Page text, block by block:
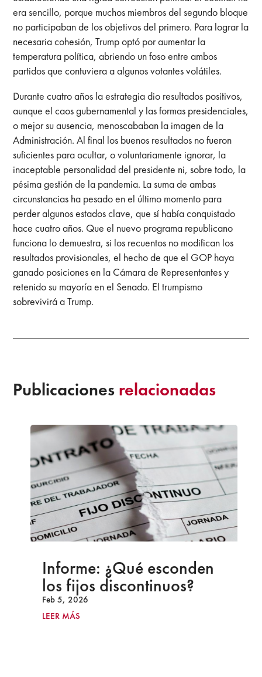
era sencillo, porque muchos miembros del segundo bloque
no participaban de los objetivos del primero. Para lograr la
necesaria cohesión, Trump optó por aumentar la
temperatura política, abriendo un foso entre ambos
partidos que contuviera a algunos votantes volátiles.
Durante cuatro años la estrategia dio resultados positivos,
aunque el caos gubernamental y las formas presidenciales,
o mejor su ausencia, menoscababan la imagen de la
Administración. Al final los buenos resultados no fueron
suficientes para ocultar, o voluntariamente ignorar, la
inaceptable personalidad del presidente ni, sobre todo, la
pésima gestión de la pandemia. La suma de ambas
circunstancias ha pesado en el último momento para
perder algunos estados clave, que sí había conquistado
hace cuatro años. Que el nuevo programa republicano
funciona lo demuestra, si los recuentos no modifican los
resultados provisionales, el hecho de que el GOP haya
ganado posiciones en la Cámara de Representantes y
retenido su mayoría en el Senado. El trumpismo
sobrevivirá a Trump.
Publicaciones relacionadas
Informe: ¿Qué esconden
los fijos discontinuos?
Feb 5, 2026
LEER MÁS